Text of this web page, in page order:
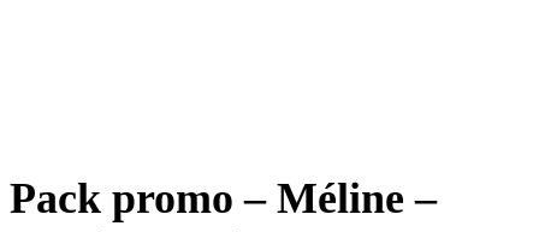
Pack promo – Méline –